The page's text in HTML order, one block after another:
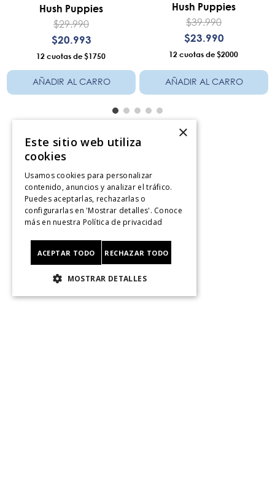
Hush Puppies
$29.990
$20.993
12 $1750
AÑADIR AL CARRO
Hush Puppies
$39.990
$23.990
12 $2000
AÑADIR AL CARRO
Servicio al consumidor
Centro De Ayuda
¿Dónde Viene Mi Compra?
Sigue tu compra
Ver Boleta / Ticket de cambo
Retiro En Tienda
Giftcard
CyberMonday
×
Este sitio web utiliza
cookies
Usamos cookies para personalizar
contenido, anuncios y analizar el tráfico.
Puedes aceptarlas, rechazarlas o
configurarlas en 'Mostrar detalles'. Conoce
más en nuestra Política de privacidad
ACEPTAR TODO RECHAZAR TODO
MOSTRAR DETALLES